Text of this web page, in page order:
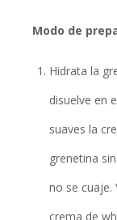
Modo de
Hidrata la
disuelve en
suaves la
grenetina
no se cuaje.
crema de